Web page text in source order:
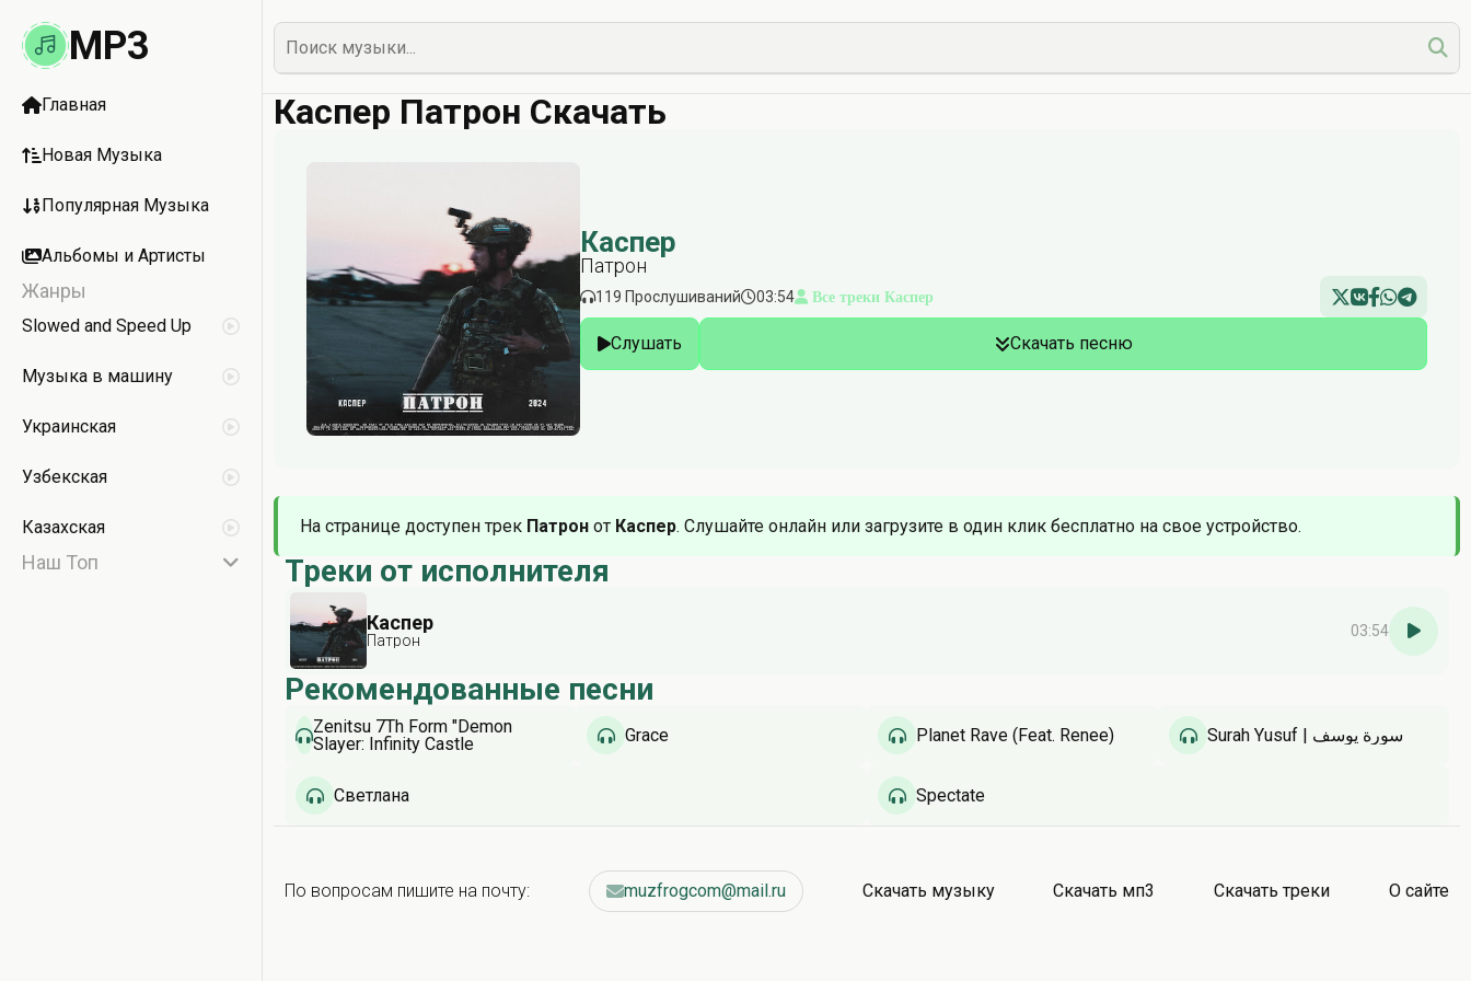
MP3
Главная
Новая Музыка
Популярная Музыка
Альбомы и Артисты
Жанры
Slowed and Speed Up
Музыка в машину
Украинская
Узбекская
Казахская
Наш Топ
Каспер Патрон Скачать
Каспер
Патрон
119 Прослушиваний 03:54 Все треки Каспер
Слушать Скачать песню
На странице доступен трек Патрон от Каспер. Слушайте онлайн или загрузите в один клик бесплатно на свое устройство.
Треки от исполнителя
Каспер
Патрон
03:54
Рекомендованные песни
Zenitsu 7Th Form "Demon
Slayer: Infinity Castle
Grace Planet Rave (Feat. Renee) Surah Yusuf | سورة يوسف
Светлана Spectate
По вопросам пишите на почту: muzfrogcom@mail.ru Скачать музыку Скачать мп3 Скачать треки О сайте